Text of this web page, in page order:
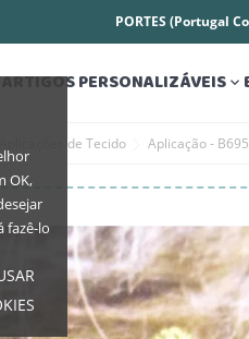
OK,
fazê-lo
PORTES (Portugal
ARTIGOS PERSONALIZÁVEIS
Aplicações de Tecido Aplicação -